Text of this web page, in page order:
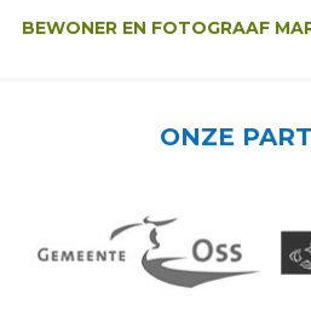
BEWONER EN FOTOGRAAF
ONZE